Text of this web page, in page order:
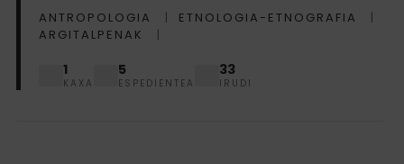
ANTROPOLOGIA
ETNOLOGIA-ETNOGRAFIA
ARGITALPENAK
1
KAXA
5
ESPEDIENTEA
33
IRUDI